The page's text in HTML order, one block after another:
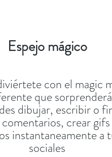
Espejo mágico
con el magic
que
dibujar, escribir o
crear
instantaneamente a
sociales